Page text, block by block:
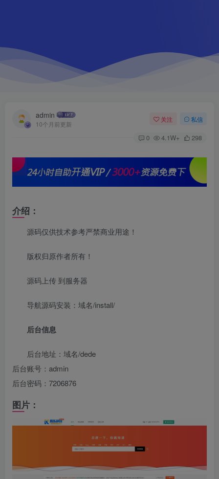
admin
10个月前更新
关注 私信
0 4.1W+ 298
介绍：
源码仅供技术参考严禁商业用途！
版权归原作者所有！
源码上传 到服务器
导航源码安装：域名/install/
后台信息
后台地址：域名/dede
后台账号：admin
后台密码：7206876
图片：